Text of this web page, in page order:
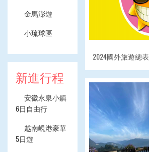
金馬澎遊
小琉球區
新進行程
安徽永泉小鎮
6日自由行
越南峴港豪華
5日遊
2024國外旅遊總表